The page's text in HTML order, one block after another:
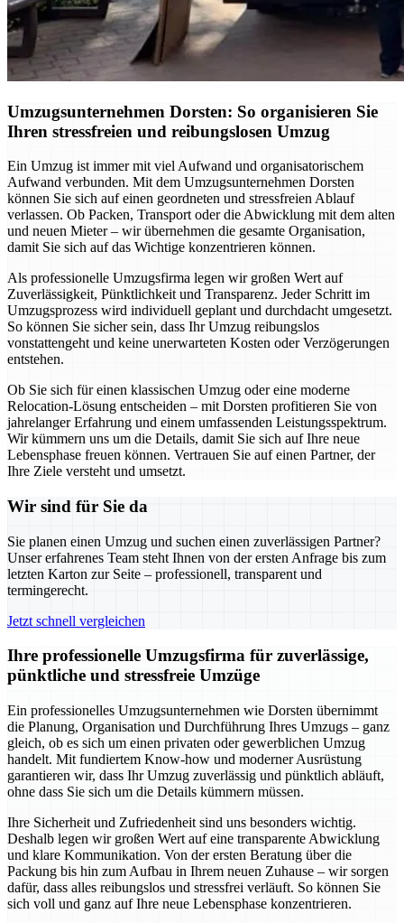
Umzugsunternehmen Dorsten: So organisieren Sie
Ihren stressfreien und reibungslosen Umzug
Ein Umzug ist immer mit viel Aufwand und organisatorischem
Aufwand verbunden. Mit dem Umzugsunternehmen Dorsten
können Sie sich auf einen geordneten und stressfreien Ablauf
verlassen. Ob Packen, Transport oder die Abwicklung mit dem alten
und neuen Mieter – wir übernehmen die gesamte Organisation,
damit Sie sich auf das Wichtige konzentrieren können.
Als professionelle Umzugsfirma legen wir großen Wert auf
Zuverlässigkeit, Pünktlichkeit und Transparenz. Jeder Schritt im
Umzugsprozess wird individuell geplant und durchdacht umgesetzt.
So können Sie sicher sein, dass Ihr Umzug reibungslos
vonstattengeht und keine unerwarteten Kosten oder Verzögerungen
entstehen.
Ob Sie sich für einen klassischen Umzug oder eine moderne
Relocation-Lösung entscheiden – mit Dorsten profitieren Sie von
jahrelanger Erfahrung und einem umfassenden Leistungsspektrum.
Wir kümmern uns um die Details, damit Sie sich auf Ihre neue
Lebensphase freuen können. Vertrauen Sie auf einen Partner, der
Ihre Ziele versteht und umsetzt.
Wir sind für Sie da
Sie planen einen Umzug und suchen einen zuverlässigen Partner?
Unser erfahrenes Team steht Ihnen von der ersten Anfrage bis zum
letzten Karton zur Seite – professionell, transparent und
termingerecht.
Jetzt schnell vergleichen
Ihre professionelle Umzugsfirma für zuverlässige,
pünktliche und stressfreie Umzüge
Ein professionelles Umzugsunternehmen wie Dorsten übernimmt
die Planung, Organisation und Durchführung Ihres Umzugs – ganz
gleich, ob es sich um einen privaten oder gewerblichen Umzug
handelt. Mit fundiertem Know-how und moderner Ausrüstung
garantieren wir, dass Ihr Umzug zuverlässig und pünktlich abläuft,
ohne dass Sie sich um die Details kümmern müssen.
Ihre Sicherheit und Zufriedenheit sind uns besonders wichtig.
Deshalb legen wir großen Wert auf eine transparente Abwicklung
und klare Kommunikation. Von der ersten Beratung über die
Packung bis hin zum Aufbau in Ihrem neuen Zuhause – wir sorgen
dafür, dass alles reibungslos und stressfrei verläuft. So können Sie
sich voll und ganz auf Ihre neue Lebensphase konzentrieren.